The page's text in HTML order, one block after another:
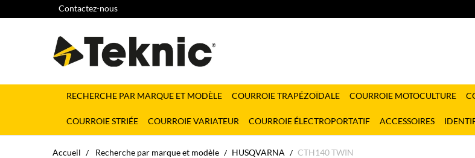
Contactez-nous
RECHERCHE PAR MARQUE ET MODÈLE COURROIE TRAPÉZOÏDALE COURROIE MOTOCULTURE
COURROIE STRIÉE COURROIE VARIATEUR COURROIE ÉLECTROPORTATIF ACCESSOIRES
Accueil Recherche par marque et modèle HUSQVARNA CTH140 TWIN